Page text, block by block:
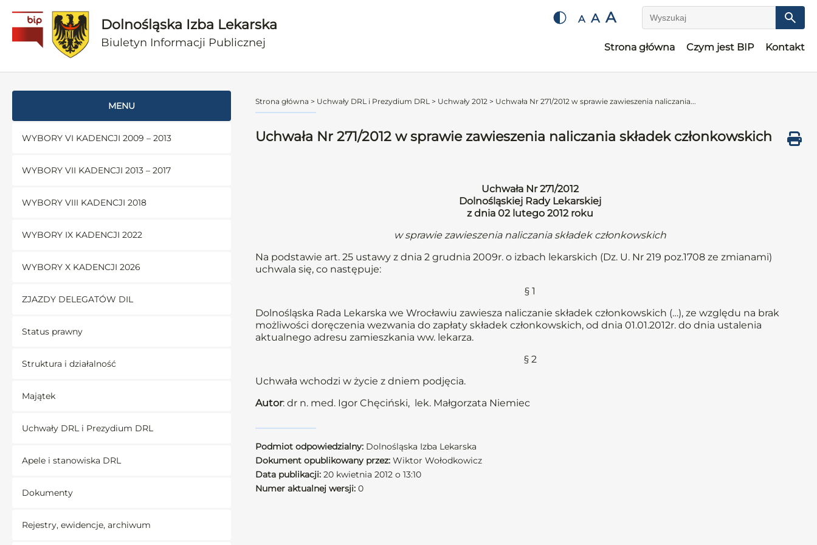
Dolnośląska Izba Lekarska
Biuletyn Informacji Publicznej
A A A Wyszukaj
Strona główna Czym jest BIP Kontakt
MENU
WYBORY VI KADENCJI 2009 – 2013
WYBORY VII KADENCJI 2013 – 2017
WYBORY VIII KADENCJI 2018
WYBORY IX KADENCJI 2022
WYBORY X KADENCJI 2026
ZJAZDY DELEGATÓW DIL
Status prawny
Struktura i działalność
Majątek
Uchwały DRL i Prezydium DRL
Apele i stanowiska DRL
Dokumenty
Rejestry, ewidencje, archiwum
Strona główna > Uchwały DRL i Prezydium DRL > Uchwały 2012 > Uchwała Nr 271/2012 w sprawie zawieszenia naliczania...
Uchwała Nr 271/2012 w sprawie zawieszenia naliczania składek członkowskich
Uchwała Nr 271/2012
Dolnośląskiej Rady Lekarskiej
z dnia 02 lutego 2012 roku
w sprawie zawieszenia naliczania składek członkowskich
Na podstawie art. 25 ustawy z dnia 2 grudnia 2009r. o izbach lekarskich (Dz. U. Nr 219 poz.1708 ze zmianami)
uchwala się, co następuje:
§ 1
Dolnośląska Rada Lekarska we Wrocławiu zawiesza naliczanie składek członkowskich (…), ze względu na brak
możliwości doręczenia wezwania do zapłaty składek członkowskich, od dnia 01.01.2012r. do dnia ustalenia
aktualnego adresu zamieszkania ww. lekarza.
§ 2
Uchwała wchodzi w życie z dniem podjęcia.
Autor: dr n. med. Igor Chęciński, lek. Małgorzata Niemiec
Podmiot odpowiedzialny: Dolnośląska Izba Lekarska
Dokument opublikowany przez: Wiktor Wołodkowicz
Data publikacji: 20 kwietnia 2012 o 13:10
Numer aktualnej wersji: 0